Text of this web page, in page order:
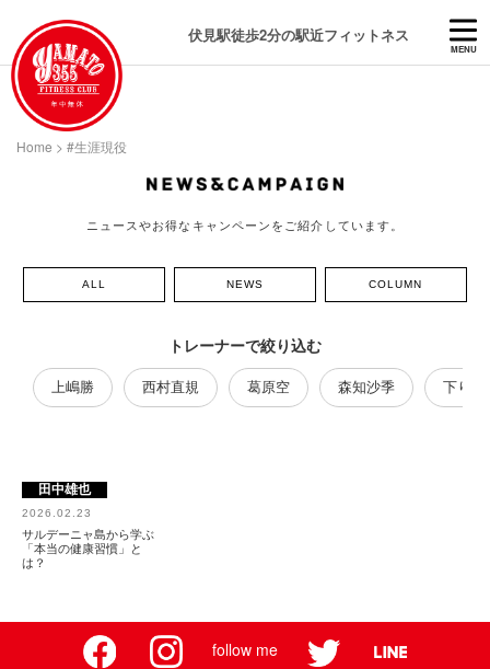
伏見駅徒歩2分の駅近フィットネス
MENU
Home > #生涯現役
ニュースやお得なキャンペーンをご紹介しています。
ALL NEWS COLUMN
トレーナーで絞り込む
上嶋勝 西村直規 葛原空 森知沙季 下り
田中雄也
2026.02.23
サルデーニャ島から学ぶ
「本当の健康習慣」と
は？
follow me